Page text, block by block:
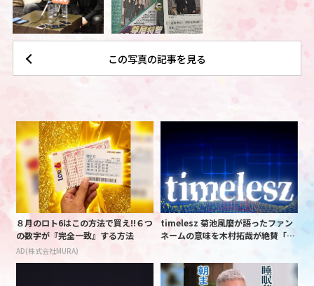
この写真の記事を見る
８月のロト6はこの方法で買え!!６つ
の数字が『完全一致』する方法
AD(株式会社MURA)
timelesz 菊池風磨が語ったファン
ネームの意味を木村拓哉が絶賛「考